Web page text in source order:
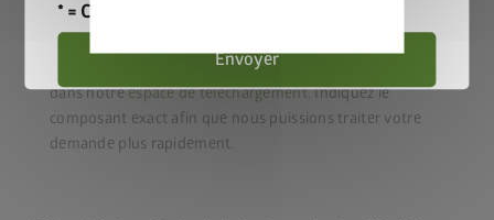
confidentialité
Veuillez vérifier la liste des pièces pour votre produit
dans notreespace de téléchargement. Indiquez le
composant exact afin que nous puissions traiter votre
demande plus rapidement.
* = Champ obligatoire
Envoyer